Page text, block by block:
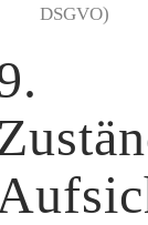
DSGVO)